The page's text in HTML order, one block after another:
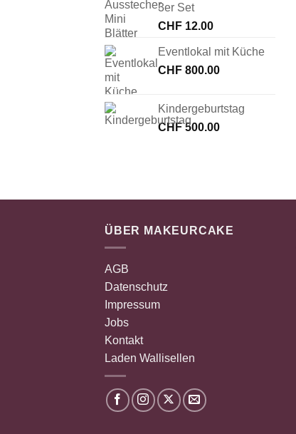
3er Set
CHF 12.00
Eventlokal mit Küche
CHF 800.00
Kindergeburtstag
CHF500.00
ÜBER MAKEURCAKE
AGB
Datenschutz
Impressum
Jobs
Kontakt
Laden Wallisellen